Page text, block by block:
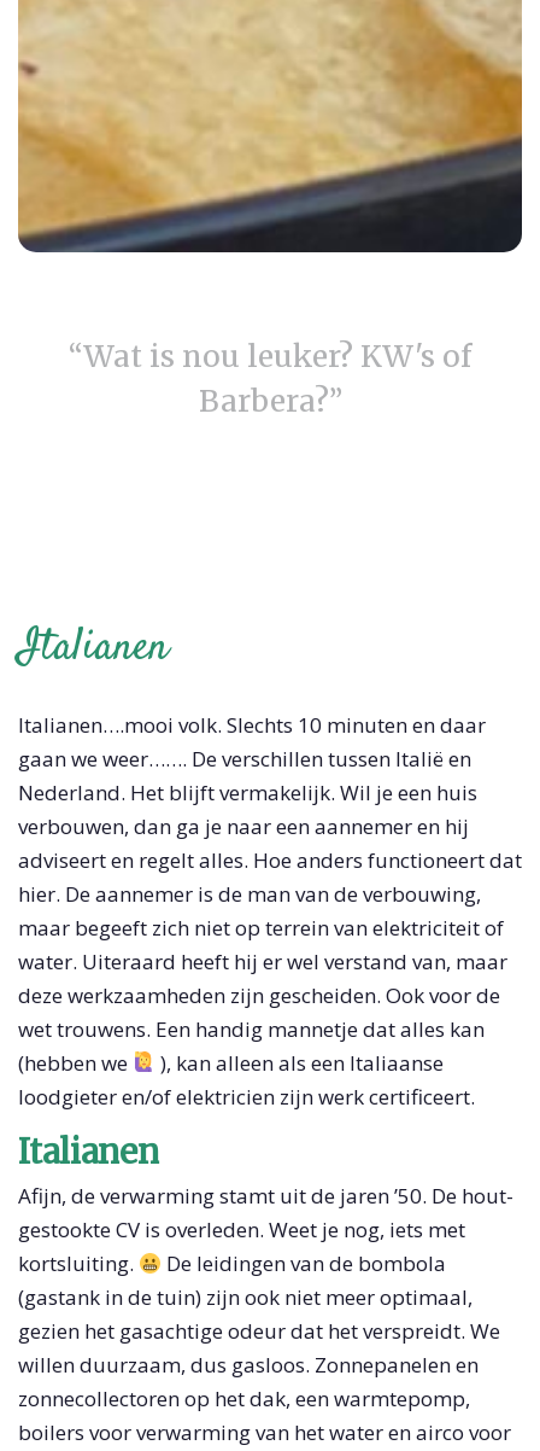
“Wat is nou leuker? KW's of
Barbera?”
Italianen
Italianen….mooi volk. Slechts 10 minuten en daar
gaan we weer……. De verschillen tussen Italië en
Nederland. Het blijft vermakelijk. Wil je een huis
verbouwen, dan ga je naar een aannemer en hij
adviseert en regelt alles. Hoe anders functioneert dat
hier. De aannemer is de man van de verbouwing,
maar begeeft zich niet op terrein van elektriciteit of
water. Uiteraard heeft hij er wel verstand van, maar
deze werkzaamheden zijn gescheiden. Ook voor de
wet trouwens. Een handig mannetje dat alles kan
(hebben we
), kan alleen als een Italiaanse
loodgieter en/of elektricien zijn werk certificeert.
Italianen
Afijn, de verwarming stamt uit de jaren ’50. De hout-
gestookte CV is overleden. Weet je nog, iets met
kortsluiting.
De leidingen van de bombola
(gastank in de tuin) zijn ook niet meer optimaal,
gezien het gasachtige odeur dat het verspreidt. We
willen duurzaam, dus gasloos. Zonnepanelen en
zonnecollectoren op het dak, een warmtepomp,
boilers voor verwarming van het water en airco voor